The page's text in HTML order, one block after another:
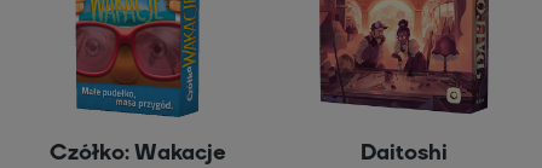
Czółko: Wakacje Daitoshi